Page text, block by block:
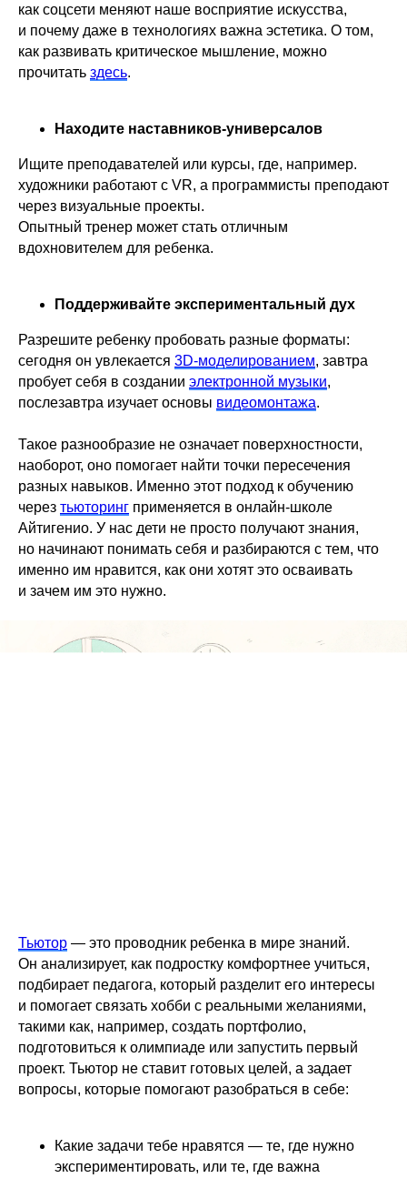
как соцсети меняют наше восприятие искусства,
и почему даже в технологиях важна эстетика. О том,
как развивать критическое мышление, можно
прочитать здесь.
Находите наставников-универсалов
Ищите преподавателей или курсы, где, например.
художники работают с VR, а программисты преподают
через визуальные проекты.
Опытный тренер может стать отличным
вдохновителем для ребенка.
Поддерживайте экспериментальный дух
Разрешите ребенку пробовать разные форматы:
сегодня он увлекается 3D-моделированием, завтра
пробует себя в создании электронной музыки,
послезавтра изучает основы видеомонтажа.
Такое разнообразие не означает поверхностности,
наоборот, оно помогает найти точки пересечения
разных навыков. Именно этот подход к обучению
через тьюторинг применяется в онлайн-школе
Айтигенио. У нас дети не просто получают знания,
но начинают понимать себя и разбираются с тем, что
именно им нравится, как они хотят это осваивать
и зачем им это нужно.
Тьютор — это проводник ребенка в мире знаний.
Он анализирует, как подростку комфортнее учиться,
подбирает педагога, который разделит его интересы
и помогает связать хобби с реальными желаниями,
такими как, например, создать портфолио,
подготовиться к олимпиаде или запустить первый
проект. Тьютор не ставит готовых целей, а задает
вопросы, которые помогают разобраться в себе:
Какие задачи тебе нравятся — те, где нужно
экспериментировать, или те, где важна